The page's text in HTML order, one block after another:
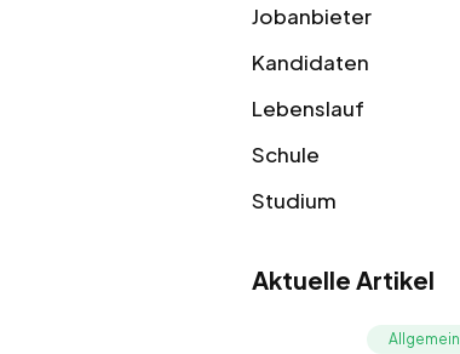
Jobanbieter
Kandidaten
Lebenslauf
Schule
Studium
Aktuelle Artikel
Allgemein